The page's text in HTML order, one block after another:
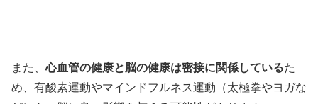
また、心血管の健康と脳の健康は密接に関係しているた
め、有酸素運動やマインドフルネス運動（太極拳やヨガな